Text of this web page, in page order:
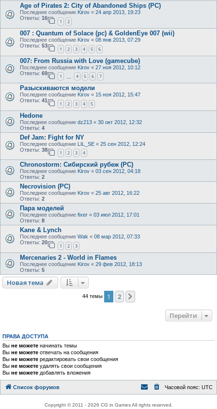
Age of Pirates 2: City of Abandoned Ships (PC)
Последнее сообщение Kirov « 24 апр 2013, 19:23
Ответы: 16
1 2
007 : Quantum of Solace (pc) & GoldenEye 007 (wii)
Последнее сообщение Kirov « 08 янв 2013, 07:29
Ответы: 53
1 2 3 4 5 6
007: From Russia with Love (gamecube)
Последнее сообщение Kirov « 27 ноя 2012, 10:12
Ответы: 69
1 4 5 6 7
Разыскиваются модели
Последнее сообщение Kirov « 15 ноя 2012, 15:47
Ответы: 41
1 2 3 4 5
Hedone
Последнее сообщение dz213 « 30 окт 2012, 12:32
Ответы: 4
Def Jam: Fight for NY
Последнее сообщение LIL_SE « 25 сен 2012, 12:24
Ответы: 38
1 2 3 4
Chronostorm: Сибирский рубеж (PC)
Последнее сообщение Kirov « 03 сен 2012, 04:18
Ответы: 2
Necrovision (PC)
Последнее сообщение Kirov « 25 авг 2012, 16:22
Ответы: 2
Пара моделей
Последнее сообщение fixer « 03 июл 2012, 17:01
Ответы: 8
Kane & Lynch
Последнее сообщение Wak « 08 мар 2012, 07:33
Ответы: 20
1 2 3
Mercenaries 2 - World in Flames
Последнее сообщение Kirov « 29 фев 2012, 18:13
Ответы: 5
Новая тема
44 темы 1 2
Перейти
ПРАВА ДОСТУПА
Вы не можете начинать темы
Вы не можете отвечать на сообщения
Вы не можете редактировать свои сообщения
Вы не можете удалять свои сообщения
Вы не можете добавлять вложения
Список форумов Часовой пояс: UTC
Copyright © 2011 - 2026 CG in Games All rights reserved.